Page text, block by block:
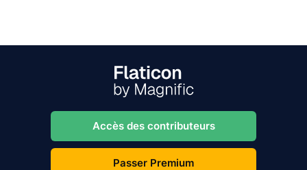
Accès des contributeurs
Passer Premium